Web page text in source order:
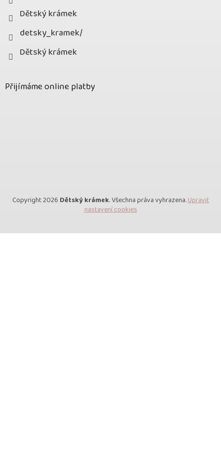
Dětský krámek
detsky_kramek/
Dětský krámek
Přijímáme online platby
Copyright 2026 Dětský krámek. Všechna práva vyhrazena.Upravit
nastavení cookies